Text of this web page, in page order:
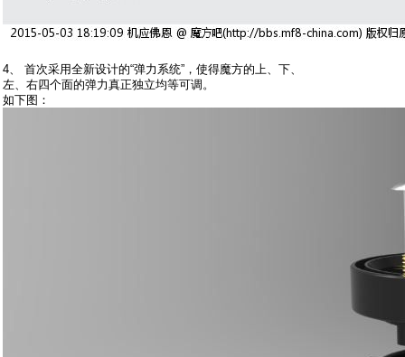
4、 首次采用全新设计的“弹力系统”，使得魔方的上、下、
左、右四个面的弹力真正独立均等可调。
如下图：